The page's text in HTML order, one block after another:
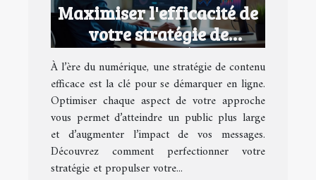
Maximiser l'efficacité de
votre stratégie de
contenu numérique
À l’ère du numérique, une stratégie de contenu
efficace est la clé pour se démarquer en ligne.
Optimiser chaque aspect de votre approche
vous permet d’atteindre un public plus large
et d’augmenter l’impact de vos messages.
Découvrez comment perfectionner votre
stratégie et propulser votre...